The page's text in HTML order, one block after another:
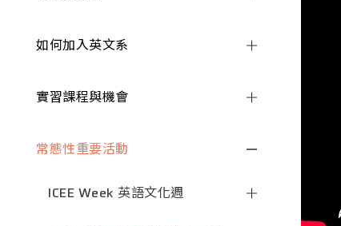
如何加入英文系
實習課程與機會
常態性重要活動
ICEE Week 英語文化週